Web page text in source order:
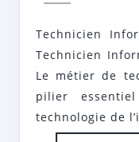
Technicien
Technicien
Le métier de
pilier
technologie de